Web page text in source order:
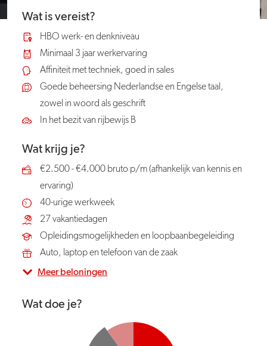
Wat is vereist?
HBO werk- en denkniveau
Minimaal 3 jaar werkervaring
Affiniteit met techniek, goed in sales
Goede beheersing Nederlandse en Engelse taal,
zowel in woord als geschrift
In het bezit van rijbewijs B
Wat krijg je?
€2.500 - €4.000 bruto p/m (afhankelijk van kennis en
ervaring)
40-urige werkweek
27 vakantiedagen
Opleidingsmogelijkheden en loopbaanbegeleiding
Auto, laptop en telefoon van de zaak
Meer beloningen
Wat doe je?